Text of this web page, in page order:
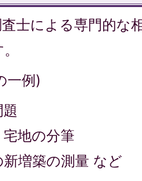
士による専門的な
一例)
地の分筆
新増築の測量 など